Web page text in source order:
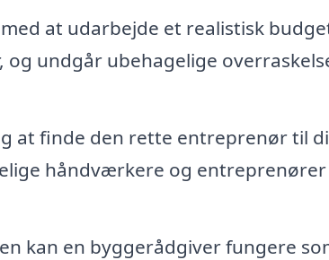
at udarbejde et realistisk
undgår ubehagelige
at finde den rette entreprenør til
håndværkere og entreprenører
kan en byggerådgiver fungere